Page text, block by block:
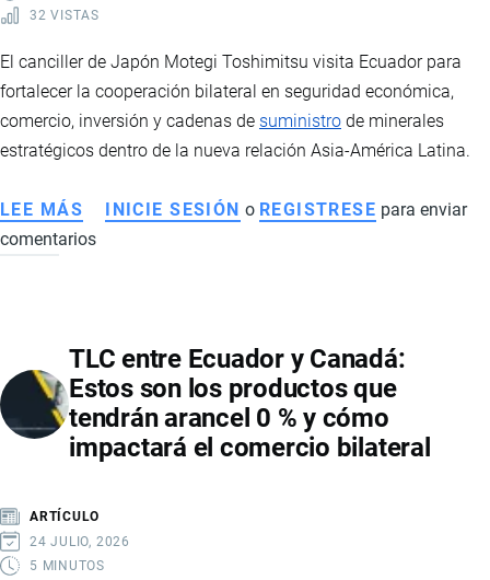
32 VISTAS
El canciller de Japón Motegi Toshimitsu visita Ecuador para
fortalecer la cooperación bilateral en seguridad económica,
comercio, inversión y cadenas de suministro de minerales
estratégicos dentro de la nueva relación Asia-América Latina.
LEE MÁS SOBRE
CANCILLER
A
ECUADOR
BUSCANDO
AMPLIAR
ESTRATÉGICA
CON
INICIE SESIÓN o REGISTRESE para enviar
comentarios
TLC entre Ecuador y Canadá:
Estos son los productos que
tendrán arancel 0 % y cómo
impactará el comercio bilateral
ARTÍCULO
24 JULIO, 2026
5 MINUTOS